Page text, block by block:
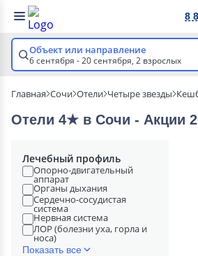
8
Объект или направление
6 сентября - 20 сентября, 2 взрослых
Главная Сочи Отели Четыре звезды
Отели 4★ в Сочи - Акции
Лечебный профиль
Опорно-двигательный
аппарат
Органы дыхания
Сердечно-сосудистая
система
Нервная система
ЛОР (болезни уха, горла и
носа)
Показать все